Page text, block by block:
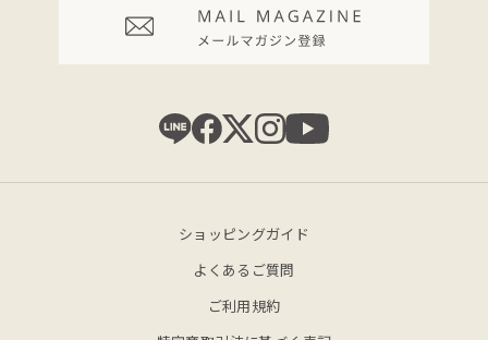
ショッピングガイド
よくあるご質問
ご利用規約